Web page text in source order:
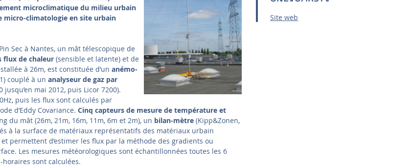
microclimatique du milieu urbain
micro-climatologie en site urbain
Sec à Nantes, un mât télescopique de
flux de chaleur(sensible et latente) et de
à 26m, est constituée d’un anémo-
couplé à un analyseur de gaz par
jusqu’en mai 2012, puis Licor 7200).
puis les flux sont calculés par
d’Eddy Covariance. Cinq capteurs de mesure de température et
du mât (26m, 21m, 16m, 11m, 6m et 2m), un bilan-mètre (Kipp&Zonen,
à la surface de matériaux représentatifs des matériaux urbain
permettent d’estimer les flux par la méthode des gradients ou
Les mesures météorologiques sont échantillonnées toutes les 6
sont calculées.
Site web